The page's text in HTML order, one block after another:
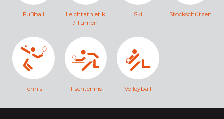
Fußball
Leichtathletik
/ Turnen
Ski Stockschützen
Tennis Tischtennis Volleyball